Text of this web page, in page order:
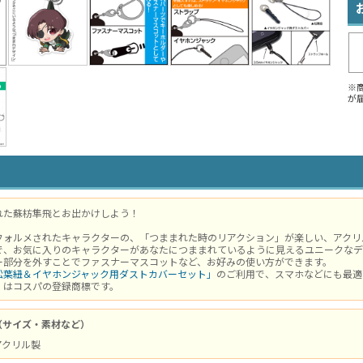
※
が
蘇枋隼飛とお出かけしよう！
ルメされたキャラクターの、「つままれた時のリアクション」が楽しい、アク
お気に入りのキャラクターがあなたにつままれているように見えるユニークな
分を外すことでファスナーマスコットなど、お好みの使い方ができます。
葉紐＆イヤホンジャック用ダストカバーセット」 のご利用で、スマホなどにも最
コスパの登録商標です。
イズ・素材など）
リル製